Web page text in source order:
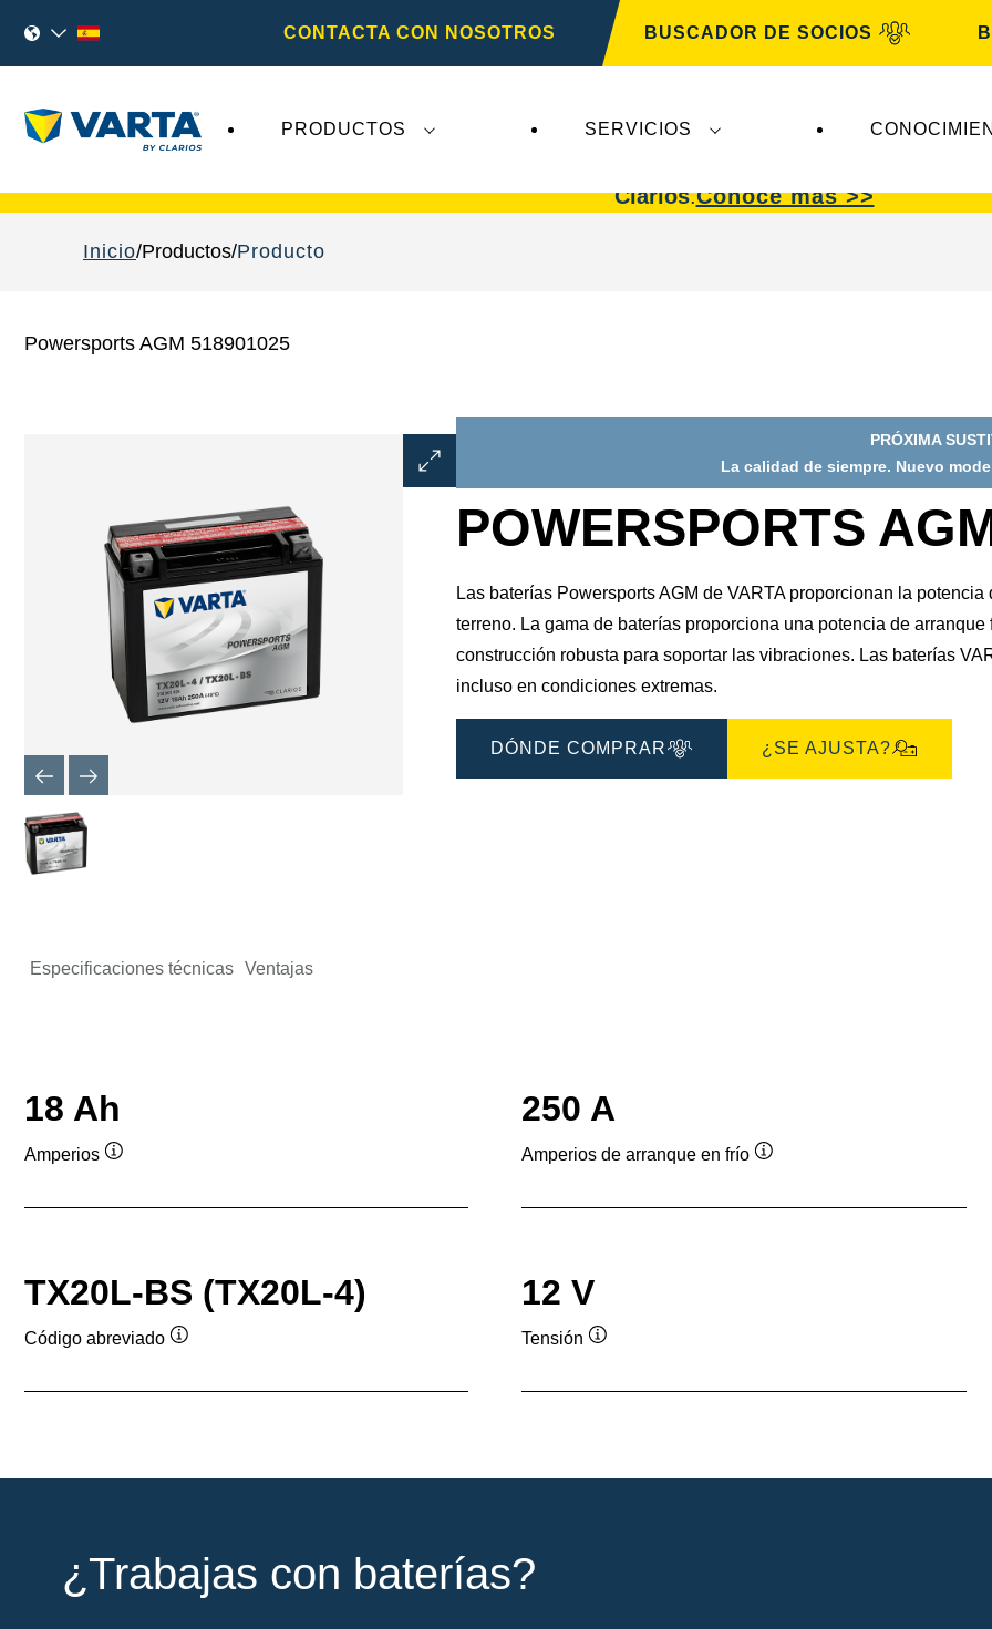
CONTACTA CON NOSOTROS BUSCADOR DE SOCIOS
PRODUCTOS SERVICIOS
Clarios.Conoce más >>
Inicio Productos Producto
Powersports AGM 518901025
Abrir
diálogo
imagen
PRÓXIMA
La calidad de siempre. Nuevo
POWERSPORTS
Las baterías Powersports AGM de VARTA proporcionan la
terreno. La gama de baterías proporciona una potencia de
construcción robusta para soportar las vibraciones. Las baterías
incluso en condiciones extremas.
DÓNDE COMPRAR ¿SE AJUSTA?
Especificaciones técnicas Ventajas
18 Ah
Amperios
herramientas
250 A
Amperios de arranque en frío
herramientas
TX20L-BS (TX20L-4)
Código abreviado
herramientas
12 V
Tensión
herramientas
¿Trabajas con baterías?